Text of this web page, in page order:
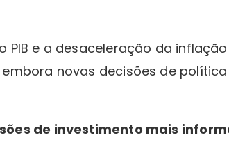
PIB e a desaceleração da
novas decisões de
de investimento mais